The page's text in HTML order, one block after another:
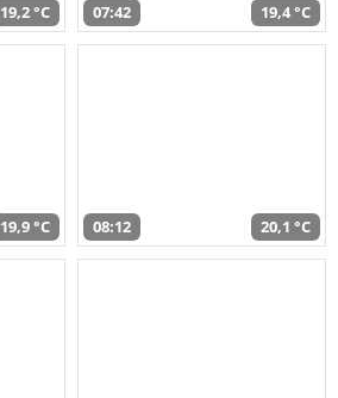
19,2 °C 07:42 19,4 °C
19,9 °C 08:12 20,1 °C